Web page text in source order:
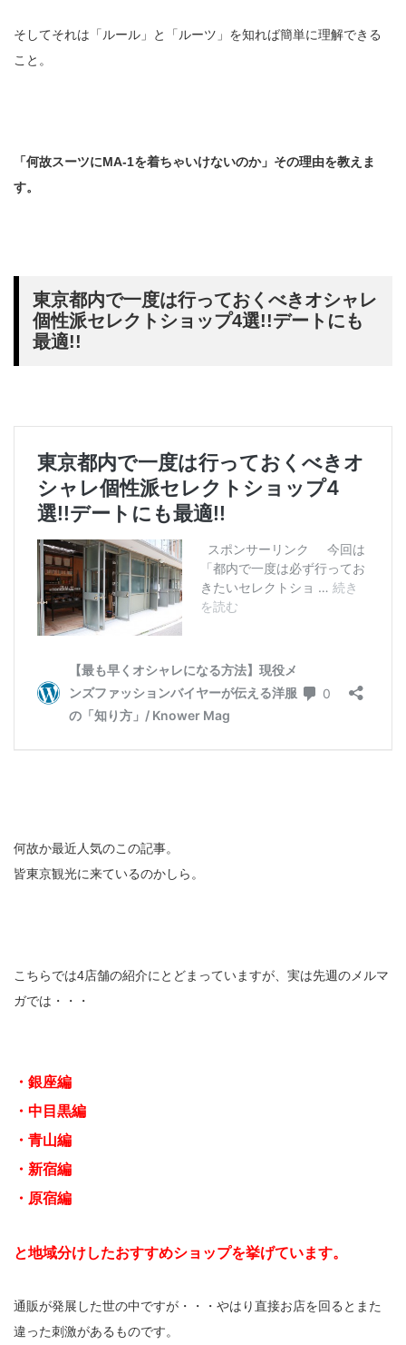
そしてそれは「ルール」と「ルーツ」を知れば簡単に理解できる
こと。
「何故スーツにMA-1を着ちゃいけないのか」その理由を教えま
す。
東京都内で一度は行っておくべきオシャレ
個性派セレクトショップ4選!!デートにも
最適!!
何故か最近人気のこの記事。
皆東京観光に来ているのかしら。
こちらでは4店舗の紹介にとどまっていますが、実は先週のメルマ
ガでは・・・
・銀座編
・中目黒編
・青山編
・新宿編
・原宿編
と地域分けしたおすすめショップを挙げています。
通販が発展した世の中ですが・・・やはり直接お店を回るとまた
違った刺激があるものです。